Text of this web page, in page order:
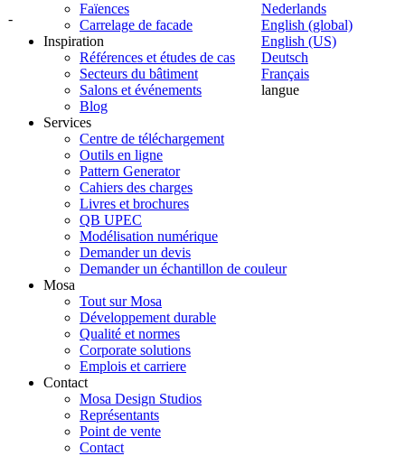
-
Nederlands
English (global)
English (US)
Deutsch
Français
langue
Faïences
Carrelage de facade
Inspiration
Références et études de cas
Secteurs du bâtiment
Salons et événements
Blog
Services
Centre de téléchargement
Outils en ligne
Pattern Generator
Cahiers des charges
Livres et brochures
QB UPEC
Modélisation numérique
Demander un devis
Demander un échantillon de couleur
Mosa
Tout sur Mosa
Développement durable
Qualité et normes
Corporate solutions
Emplois et carriere
Contact
Mosa Design Studios
Représentants
Point de vente
Contact